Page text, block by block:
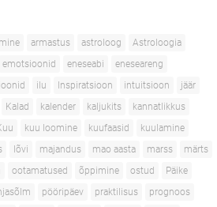
armastus astroloog
Astroloogia
emotsioonid eneseabi
eneseareng
ilu Inspiratsioon intuitsioon
jäär
Kalad kalender kaljukits
kannatlikkus
kuu loomine kuufaasid
kuulamine
lõvi majandus mao aasta marss
märts
ootamatused õppimine ostud
Päike
pööripäev praktilisus
prognoos